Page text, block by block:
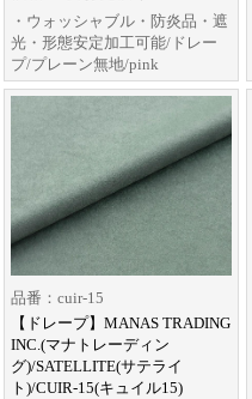
・ウォッシャブル・防炎品・遮
光・形態安定加工可能/ドレー
プ/プレーン無地/pink
品番：cuir-15
【ドレープ】MANAS TRADING
INC.(マナトレーディン
グ)/SATELLITE(サテライ
ト)/CUIR-15(キュイル15)